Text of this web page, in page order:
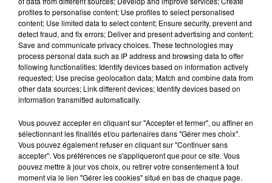
Leris Luketo continue de susciter l’intérêt des internautes.
Alors que les fans ont cru à une possible réconciliation entre
les deux ex, Astrid Nelsia a finalement confirmé qu’ils étaient
bel et bien de nouveau ensemble.
LES DERNIÈRES NEWS Voir plus
Jay-Z se bat contre la grand-mère
d'un homme prétendant être son fils
profiles to personalise content; Use profiles to select personalised
content; Use limited data to select content; Ensure security, prevent and
detect fraud, and fix errors; Deliver and present advertising and content;
Save and communicate privacy choices. These technologies may
process personal data such as IP address and browsing data to offer
following functionalities: Identify devices based on information actively
requested; Use precise geolocation data; Match and combine data from
other data sources; Link different devices; Identify devices based on
information transmitted automatically.
Vous pouvez accepter en cliquant sur "Accepter et fermer", ou affiner en
sélectionnant les finalités et/ou partenaires dans "Gérer mes choix".
Vous pouvez également refuser en cliquant sur "Continuer sans
accepter". Vos préférences ne s'appliqueront que pour ce site. Vous
pouvez mettre à jour vos choix, ou retirer votre consentement à tout
moment via le lien "Gérer les cookies" situé en bas de chaque page.